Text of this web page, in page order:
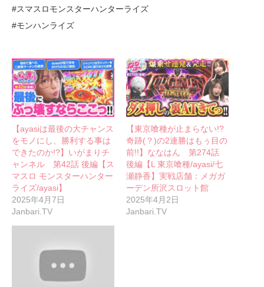
#スマスロモンスターハンターライズ
#モンハンライズ
【ayasiは最後の大チャンス
をモノにし、勝利する事は
できたのか!?】いがまりチ
ャンネル 第42話 後編【ス
マスロ モンスターハンター
ライズ/ayasi】
2025年4月7日
Janbari.TV
【東京喰種が止まらない!?
奇跡(？)の2連勝はもぅ目の
前!!】ななはん 第274話
後編【L 東京喰種/ayasi/七
瀬静香】実戦店舗：メガガ
ーデン所沢スロット館
2025年4月2日
Janbari.TV